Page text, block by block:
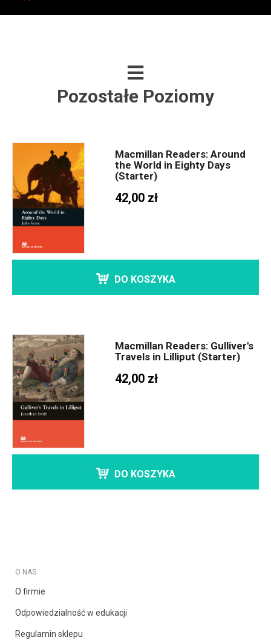
Pozostałe Poziomy
Macmillan Readers: Around
the World in Eighty Days
(Starter)
42,00 zł
DO KOSZYKA
Macmillan Readers: Gulliver's
Travels in Lilliput (Starter)
42,00 zł
DO KOSZYKA
O NAS
O firmie
Odpowiedzialność w edukacji
Regulamin sklepu